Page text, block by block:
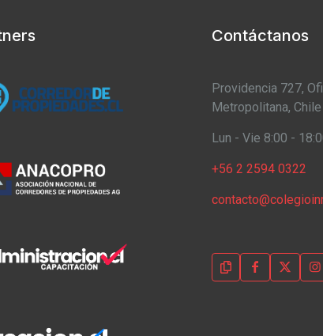
Contáctanos
Providencia 727,
Metropolitana, Chile
Lun - Vie 8:00 -
+56 2 2594 0322